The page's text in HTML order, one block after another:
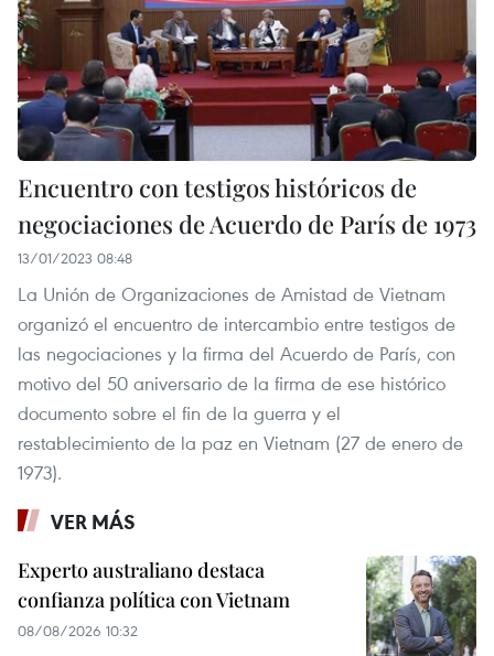
Encuentro con testigos históricos de
negociaciones de Acuerdo de París de 1973
13/01/2023 08:48
La Unión de Organizaciones de Amistad de Vietnam
organizó el encuentro de intercambio entre testigos de
las negociaciones y la firma del Acuerdo de París, con
motivo del 50 aniversario de la firma de ese histórico
documento sobre el fin de la guerra y el
restablecimiento de la paz en Vietnam (27 de enero de
1973).
VER MÁS
Experto australiano destaca
confianza política con Vietnam
08/08/2026 10:32